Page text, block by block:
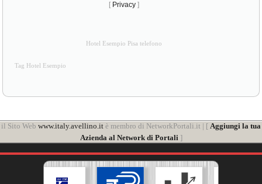
[ Privacy ]
Hotel Esempio Pisa telefono
Tag Hotel Esempio
il Sito Web www.italy.avellino.it è membro di NetworkPortali.it | [ Aggiungi la tua
Azienda al Network di Portali]